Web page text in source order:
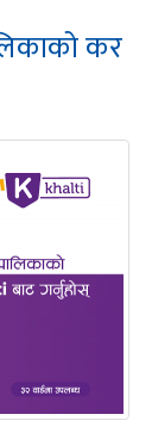
कर